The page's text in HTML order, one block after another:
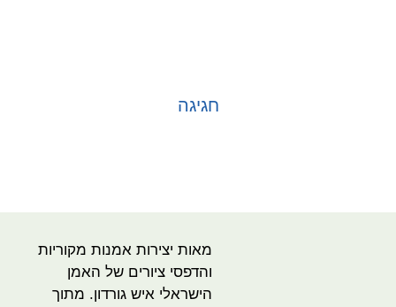
חגיגה
מאות יצירות אמנות מקוריות
והדפסי ציורים של האמן
הישראלי איש גורדון. מתוך